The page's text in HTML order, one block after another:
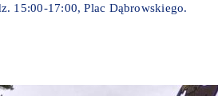
15:00-17:00, Plac Dąbrowskiego.